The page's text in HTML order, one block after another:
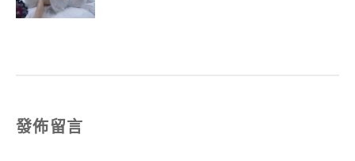
發佈留言